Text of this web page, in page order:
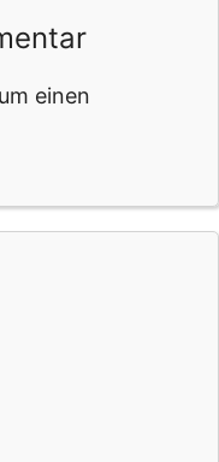
einen